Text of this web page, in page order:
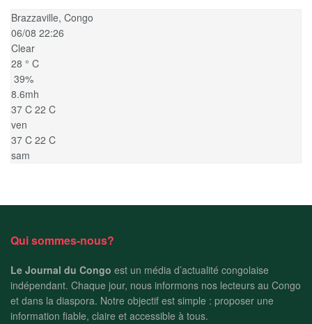
Brazzaville, Congo
06/08 22:26
Clear
28 ° C
39%
8.6mh
37 C 22 C
ven
37 C 22 C
sam
Qui sommes-nous?
Le Journal du Congo est un média d’actualité congolaise
indépendant. Chaque jour, nous informons nos lecteurs au Congo
et dans la diaspora. Notre objectif est simple : proposer une
information fiable, claire et accessible à tous.